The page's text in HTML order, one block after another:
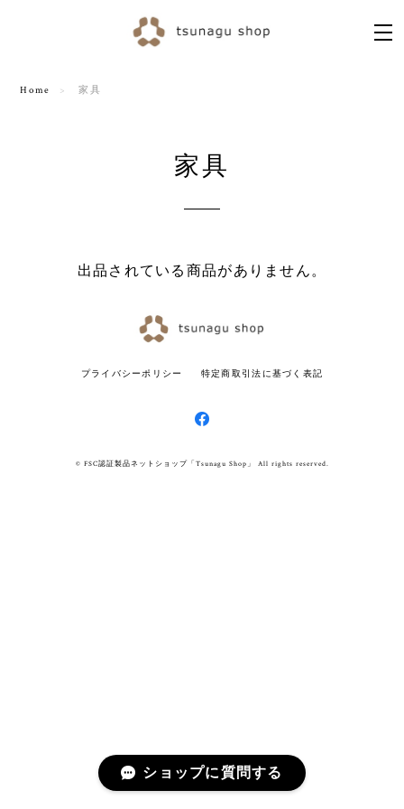
Home 家具
家具
出品されている商品がありません。
プライバシーポリシー 特定商取引法に基づく表記
© FSC認証製品ネットショップ「Tsunagu Shop」 All rights reserved.
ショップに質問する